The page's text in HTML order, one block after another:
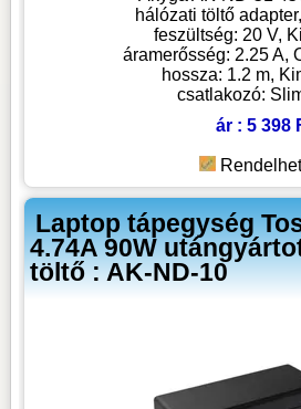
hálózati töltő
feszültség: 20 V,
áramerősség: 2.25 A,
hossza: 1.2 m,
csatlakozó:
ár : 5 398
Laptop tápegység
4.74A 90W
töltő : AK-ND-10